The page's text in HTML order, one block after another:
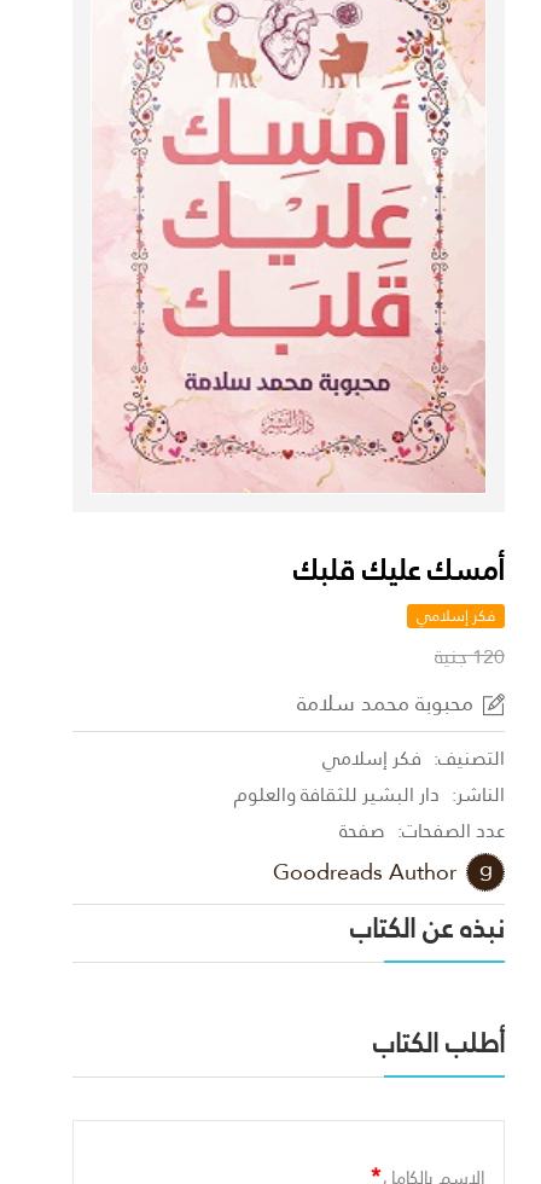
أمسك عليك قلبك
فكر إسلامي
120 جنية
محبوبة محمد سلامة
التصنيف: فكر إسلامي
الناشر: دار البشير للثقافة والعلوم
عدد الصفحات: صفحة
Goodreads Author
نبذه عن الكتاب
أطلب الكتاب